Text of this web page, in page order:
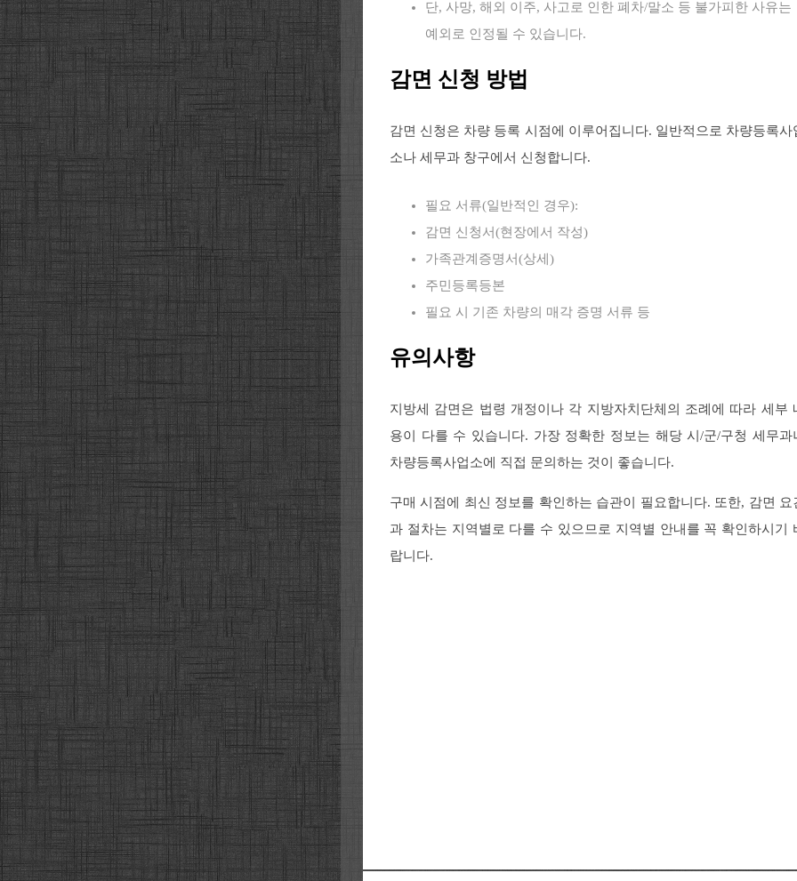
단, 사망, 해외 이주, 사고로 인한 폐차/말소 등 불가피한 사유는
예외로 인정될 수 있습니다.
감면 신청 방법
감면 신청은 차량 등록 시점에 이루어집니다. 일반적으로 차량등록사
소나 세무과 창구에서 신청합니다.
필요 서류(일반적인 경우):
감면 신청서(현장에서 작성)
가족관계증명서(상세)
주민등록등본
필요 시 기존 차량의 매각 증명 서류 등
유의사항
지방세 감면은 법령 개정이나 각 지방자치단체의 조례에 따라 세부
용이 다를 수 있습니다. 가장 정확한 정보는 해당 시/군/구청 세무과
차량등록사업소에 직접 문의하는 것이 좋습니다.
구매 시점에 최신 정보를 확인하는 습관이 필요합니다. 또한, 감면 요
과 절차는 지역별로 다를 수 있으므로 지역별 안내를 꼭 확인하시기
랍니다.